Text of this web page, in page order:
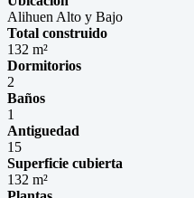
Alihuen Alto y Bajo
Total construido
132 m²
Dormitorios
2
Baños
1
Antiguedad
15
Superficie cubierta
132 m²